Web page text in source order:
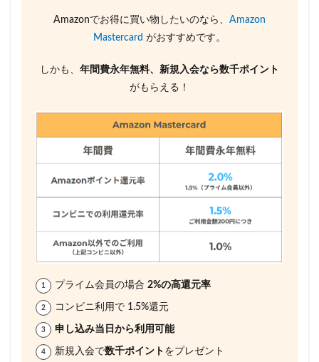
Amazonでお得に買い物したいのなら、 Amazon
Mastercard がおすすめです。
しかも、 年間費永年無料、新規入会なら数千ポイント
がもらえる！
プライム会員の場合 2%の高還元率
コンビニ利用で 1.5%還元
申し込み当日から利用可能
新規入会で数千ポイント をプレゼント